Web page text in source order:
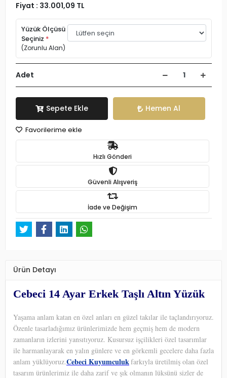
Fiyat : 33.001,09 TL
Yüzük Ölçüsü
Seçiniz *
(Zorunlu Alan)
Adet
Sepete Ekle Hemen Al
Favorilerime ekle
Hızlı Gönderi
Güvenli Alışveriş
İade ve Değişim
Ürün Detayı
Cebeci 14 Ayar Erkek Taşlı Altın Yüzük
Yaşama anlam katan en özel anları en güzel takılar ile taçlandırıyoruz.
Özenle tasarladığımız ürünlerimizde hem geçmiş hem de modern
zamanların izlerini yansıtıyoruz. Kusursuz işçilikleri özel tasarımlar
ile harmanlayarak en yalın günlere ve en görkemli gecelere daha fazla
anlam yüklüyoruz.Cebeci Kuyumculukfarkıyla üretilmiş olan özel
tasarım ürünlerimiz ile daha zarif ve şık olmanın lüksünü sizler de